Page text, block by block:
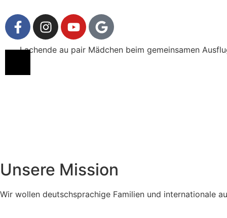
Unsere Mission
Wir wollen deutschsprachige Familien und internationale